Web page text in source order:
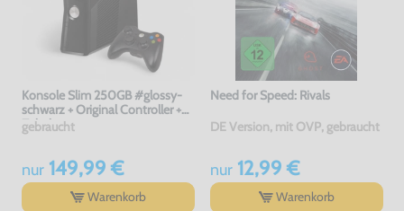
Konsole Slim 250GB #glossy-
schwarz + Original Controller +
Zubehör
gebraucht
nur149,99 €
Warenkorb
Need for Speed: Rivals
DE Version, mit OVP, gebraucht
nur12,99 €
Warenkorb